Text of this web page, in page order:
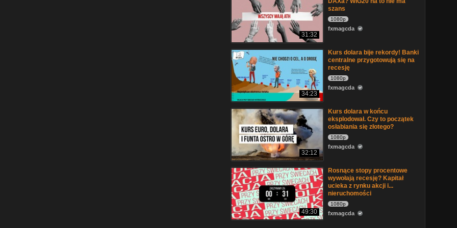
31:32
szans
1080p
fxmagcda
34:23
Kurs dolara bije rekordy! Banki
centralne przygotowują się na
recesję
1080p
fxmagcda
32:12
Kurs dolara w końcu
eksplodował. Czy to początek
osłabiania się złotego?
1080p
fxmagcda
49:30
Rosnące stopy procentowe
wywołają recesję? Kapitał
ucieka z rynku akcji i...
nieruchomości
1080p
fxmagcda